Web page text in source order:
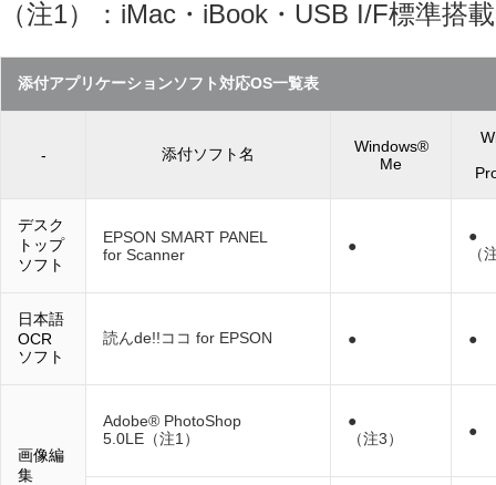
（注1）：iMac・iBook・USB I/F標準搭
添付アプリケーションソフト対応OS一覧表
- 添付ソフト名
Windows®
Me
デスク
トップ
ソフト
EPSON SMART PANEL
for Scanner
●
●
（
日本語
OCR
ソフト
読んde!!ココ for EPSON ● ●
画像編
集
Adobe® PhotoShop
5.0LE（注1）
●
（注3）
●